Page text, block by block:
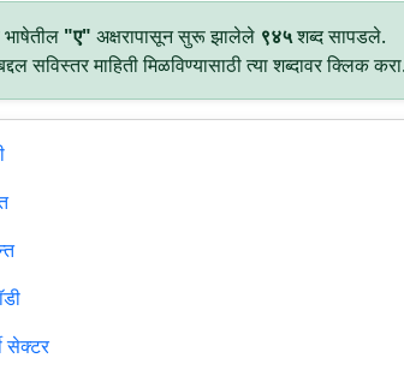
भाषेतील "ए" अक्षरापासून सुरू झालेले ९४५शब्द सापडले.
सविस्तर माहिती मिळविण्यासाठी त्या शब्दावर क्लिक करा.
सेक्टर